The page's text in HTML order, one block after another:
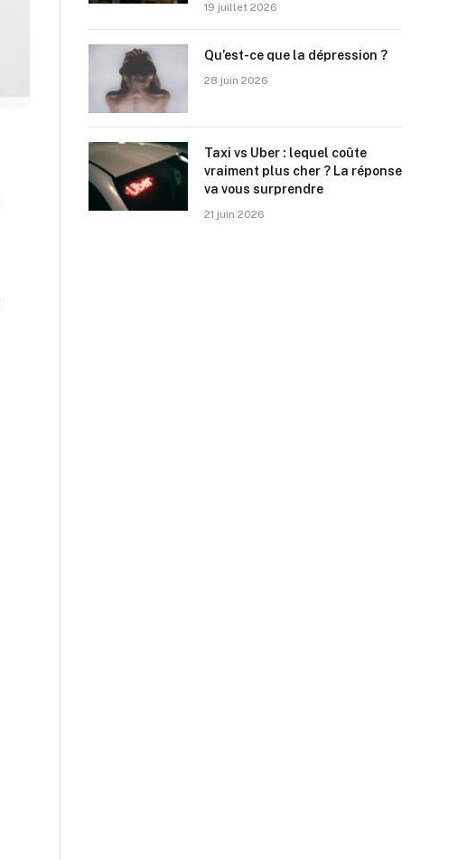
19 juillet 2026
Qu’est-ce que la dépression ?
28 juin 2026
Taxi vs Uber : lequel coûte
vraiment plus cher ? La réponse
va vous surprendre
21 juin 2026